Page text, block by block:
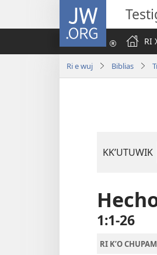
JW.ORG
RI
Ri e wuj Biblias
KKʼUTUWIK
1:1-26
RI KʼO CHUPAM